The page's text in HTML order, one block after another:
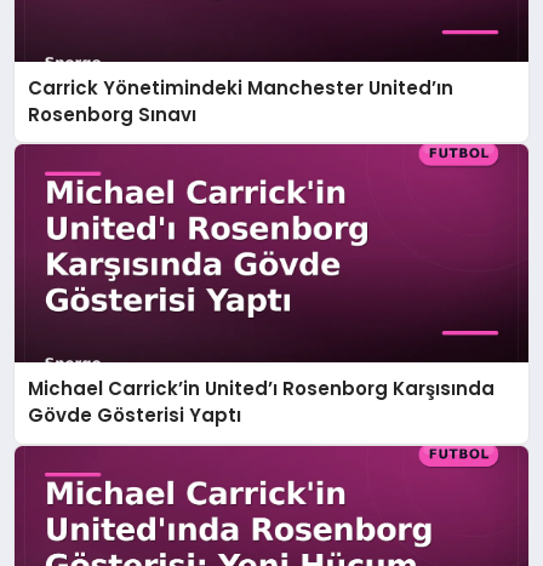
Carrick Yönetimindeki Manchester United’ın
Rosenborg Sınavı
Michael Carrick’in United’ı Rosenborg Karşısında
Gövde Gösterisi Yaptı